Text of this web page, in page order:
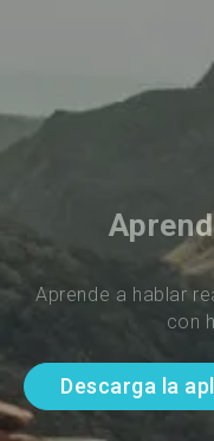
Aprende a hablar
con
Descarga la